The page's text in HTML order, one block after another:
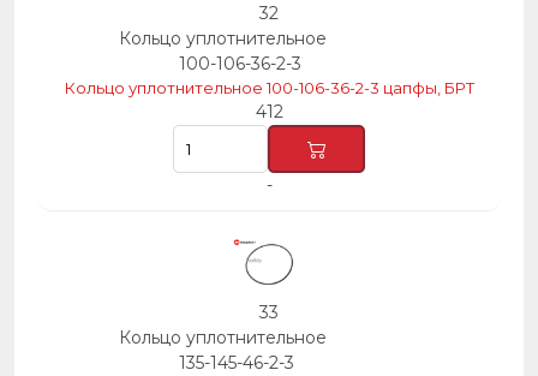
32
Кольцо уплотнительное
100-106-36-2-3
Кольцо уплотнительное 100-106-36-2-3 цапфы, БРТ
412
-
33
Кольцо уплотнительное
135-145-46-2-3